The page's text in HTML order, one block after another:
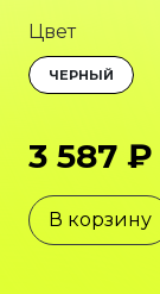
Цвет
ЧЕРНЫЙ
3 587 ₽
В корзину